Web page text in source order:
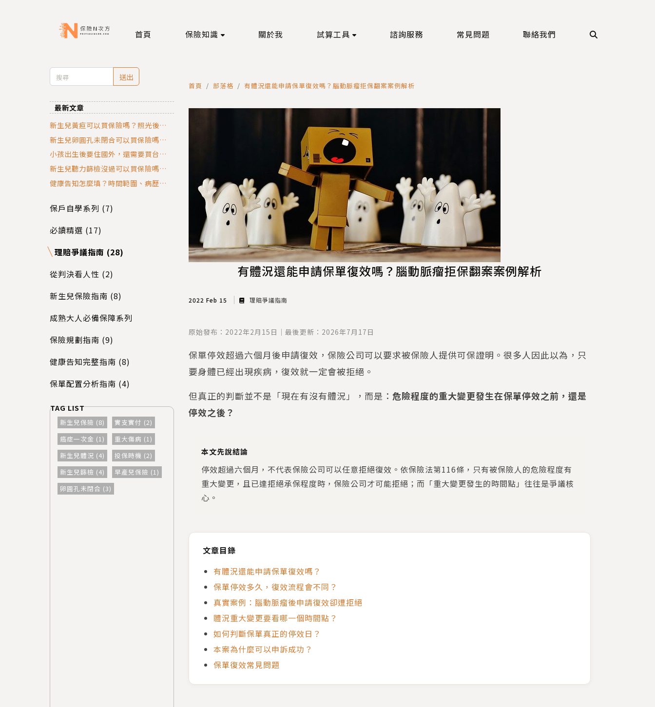
首頁 保險知識 關於我 試算工具 諮詢服務 常見問題 聯絡我們
送出
最新文章
新生兒黃疸可以買保險嗎？照光後多久
能投保？核保與健康告知完整解析
新生兒卵圓孔未閉合可以買保險嗎？閉
合後多久能投保？核保與健康告知解析
小孩出生後要住國外，還需要買台灣保
險嗎？
新生兒聽力篩檢沒過可以買保險嗎？投
保、告知與理賠爭議完整解析
健康告知怎麼填？時間範圍、病歷與就
保戶自學系列 (7)
必讀精選 (17)
理賠爭議指南 (28)
從判決看人性 (2)
新生兒保險指南 (8)
成熟大人必備保障系列
保險規劃指南 (9)
健康告知完整指南 (8)
保單配置分析指南 (4)
新生兒保險 (8)
實支實付 (2)
癌症一次金 (1)
重大傷病 (1)
新生兒體況 (4)
投保時機 (2)
新生兒篩檢 (4)
早產兒保險 (1)
卵圓孔未閉合 (3)
首頁 部落格 有體況還能申請保單復效嗎？腦動脈瘤拒保翻案案例解析
有體況還能申請保單復效嗎？腦動脈瘤拒保翻案案例解析
2022 Feb 15 理賠爭議指南
原始發布：2022年2月15日｜最後更新：2026年7月17日
保單停效超過六個月後申請復效，保險公司可以要求被保險人提供可保證明。很多人因此以為，只
要身體已經出現疾病，復效就一定會被拒絕。
但真正的判斷並不是「現在有沒有體況」，而是： 危險程度的重大變更發生在保單停效之前，還是
停效之後？
本文先說結論
停效超過六個月，不代表保險公司可以任意拒絕復效。依保險法第116條，只有被保險人的危險程度有
重大變更，且已達拒絕承保程度時，保險公司才可能拒絕；而「重大變更發生的時間點」往往是爭議核
心。
文章目錄
有體況還能申請保單復效嗎？
保單停效多久，復效流程會不同？
真實案例：腦動脈瘤後申請復效卻遭拒絕
體況重大變更要看哪一個時間點？
如何判斷保單真正的停效日？
本案為什麼可以申訴成功？
保單復效常見問題